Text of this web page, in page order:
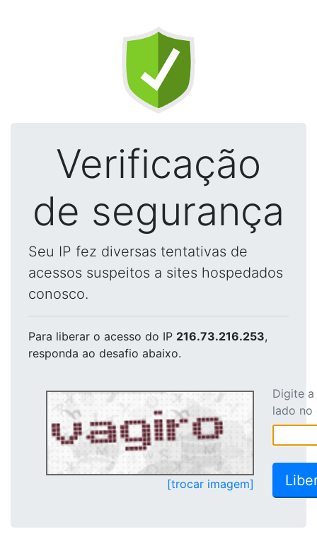
Verificação
de segurança
Seu IP fez diversas tentativas de
acessos suspeitos a sites hospedados
conosco.
Para liberar o acesso do IP 216.73.216.253,
responda ao desafio abaixo.
[trocar imagem]
Digite
lado no